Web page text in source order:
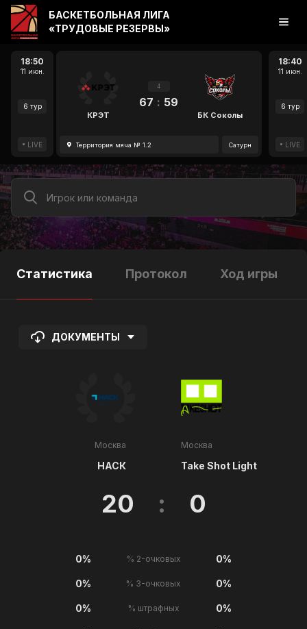
18:50
11 июн.
6 тур
LIVE
КРЭТ
4
67 : 59
БК Соколы
Территория мяча № 1.2 Сатурн
18:40
11 июн.
6 тур
LIVE
БАСКЕТБОЛЬНАЯ ЛИГА
«ТРУДОВЫЕ РЕЗЕРВЫ»
Статистика Протокол Ход игры
ДОКУМЕНТЫ
Москва
НАСК
20 : 0
Москва
Take Shot Light
0% % 2-очковых 0%
0% % 3-очковых 0%
0% % штрафных 0%